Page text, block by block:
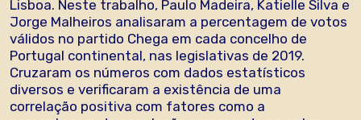
Lisboa. Neste trabalho, Paulo Madeira, Katielle Silva e
Jorge Malheiros analisaram a percentagem de votos
válidos no partido Chega em cada concelho de
Portugal continental, nas legislativas de 2019.
Cruzaram os números com dados estatísticos
diversos e verificaram a existência de uma
correlação positiva com fatores como a